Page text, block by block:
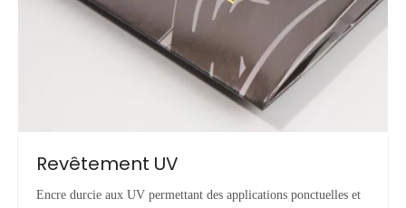
Revêtement UV
Encre durcie aux UV permettant des applications ponctuelles et